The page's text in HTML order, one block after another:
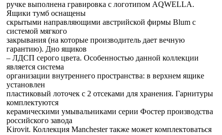
ручке выполнена гравировка с логотипом AQWELLA.
Ящики тумб оснащены
скрытыми направляющими австрийской фирмы Blum с
системой мягкого
закрывания (на которые производитель дает вечную
гарантию). Дно ящиков
– ЛДСП серого цвета. Особенностью данной коллекции
является система
организации внутреннего пространства: в верхнем ящике
установлен
пластиковый лоточек с 2 отсеками для хранения. Гарнитуры
комплектуются
керамическими умывальниками серии Фостер производства
российского завода
Kirovit. Коллекция Manchester также может комплектоваться